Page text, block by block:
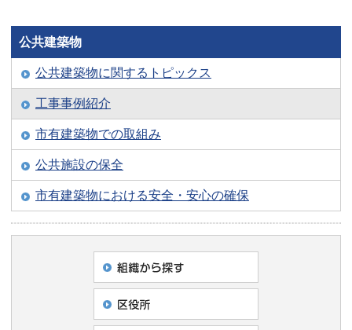
公共建築物
公共建築物に関するトピックス
工事事例紹介
市有建築物での取組み
公共施設の保全
市有建築物における安全・安心の確保